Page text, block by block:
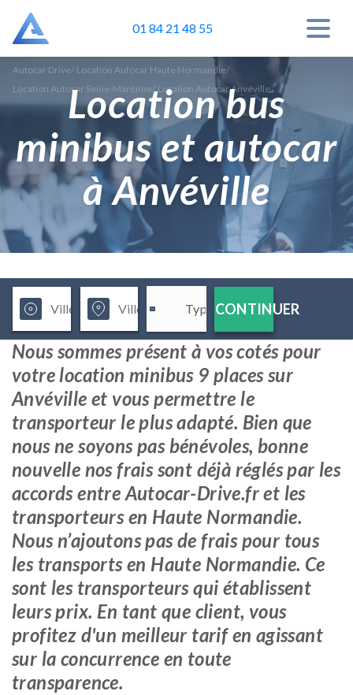
01 84 21 48 55
Autocar Drive/ Location Autocar Haute Normandie/
Location Autocar Seine-Maritime/ Location Autocar Anvéville
Location bus
minibus et autocar
à Anvéville
CONTINUER
Nous sommes présent à vos cotés pour
votre location minibus 9 places sur
Anvéville et vous permettre le
transporteur le plus adapté. Bien que
nous ne soyons pas bénévoles, bonne
nouvelle nos frais sont déjà réglés par les
accords entre Autocar-Drive.fr et les
transporteurs en Haute Normandie.
Nous n’ajoutons pas de frais pour tous
les transports en Haute Normandie. Ce
sont les transporteurs qui établissent
leurs prix. En tant que client, vous
profitez d'un meilleur tarif en agissant
sur la concurrence en toute
transparence.